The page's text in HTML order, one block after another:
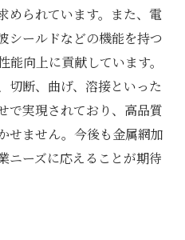
められています。また、電
シールドなどの機能を持つ
向上に貢献しています。
切断、曲げ、溶接といった
で実現されており、高品質
せません。今後も金属網加
ニーズに応えることが期待